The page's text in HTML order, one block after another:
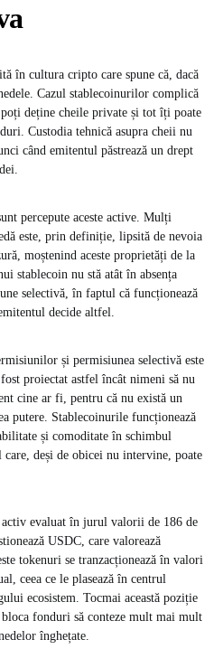
în cultura cripto care spune că, dacă
Cazul stablecoinurilor complică
deține cheile private și tot îți poate
Custodia tehnică asupra cheii nu
când emitentul păstrează un drept
percepute aceste active. Mulți
este, prin definiție, lipsită de nevoia
moștenind aceste proprietăți de la
stablecoin nu stă atât în absența
selectivă, în faptul că funcționează
decide altfel.
și permisiunea selectivă este
proiectat astfel încât nimeni să nu
cine ar fi, pentru că nu există un
putere. Stablecoinurile funcționează
și comoditate în schimbul
deși de obicei nu intervine, poate
evaluat în jurul valorii de 186 de
USDC, care valorează
tokenuri se tranzacționează în valori
ceea ce le plasează în centrul
ecosistem. Tocmai această poziție
fonduri să conteze mult mai mult
înghețate.